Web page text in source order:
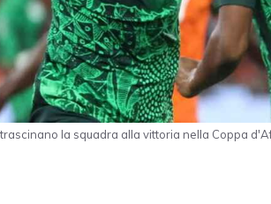
la squadra alla vittoria nella Coppa